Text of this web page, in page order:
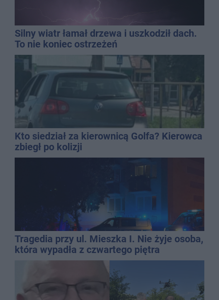
Silny wiatr łamał drzewa i uszkodził dach.
To nie koniec ostrzeżeń
Kto siedział za kierownicą Golfa? Kierowca
zbiegł po kolizji
Tragedia przy ul. Mieszka I. Nie żyje osoba,
która wypadła z czwartego piętra